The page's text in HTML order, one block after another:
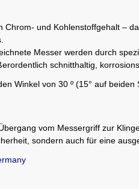
Chrom- und Kohlenstoffgehalt –
Messer werden durch
schnitthaltig,
Winkel von 30 º (15° auf
vom Messergriff zur
sondern auch für eine